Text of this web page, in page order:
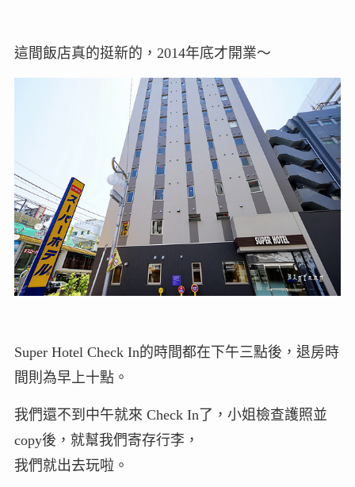
這間飯店真的挺新的，2014年底才開業～
Super Hotel Check In的時間都在下午三點後，退房時
間則為早上十點。
我們還不到中午就來 Check In了，小姐檢查護照並
copy後，就幫我們寄存行李，
我們就出去玩啦。